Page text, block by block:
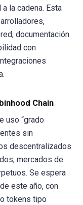
la cadena. Esta
documentación
con
Chain
uso “grado
sin
descentralizados
mercados de
Se espera
este año, con
tokens tipo